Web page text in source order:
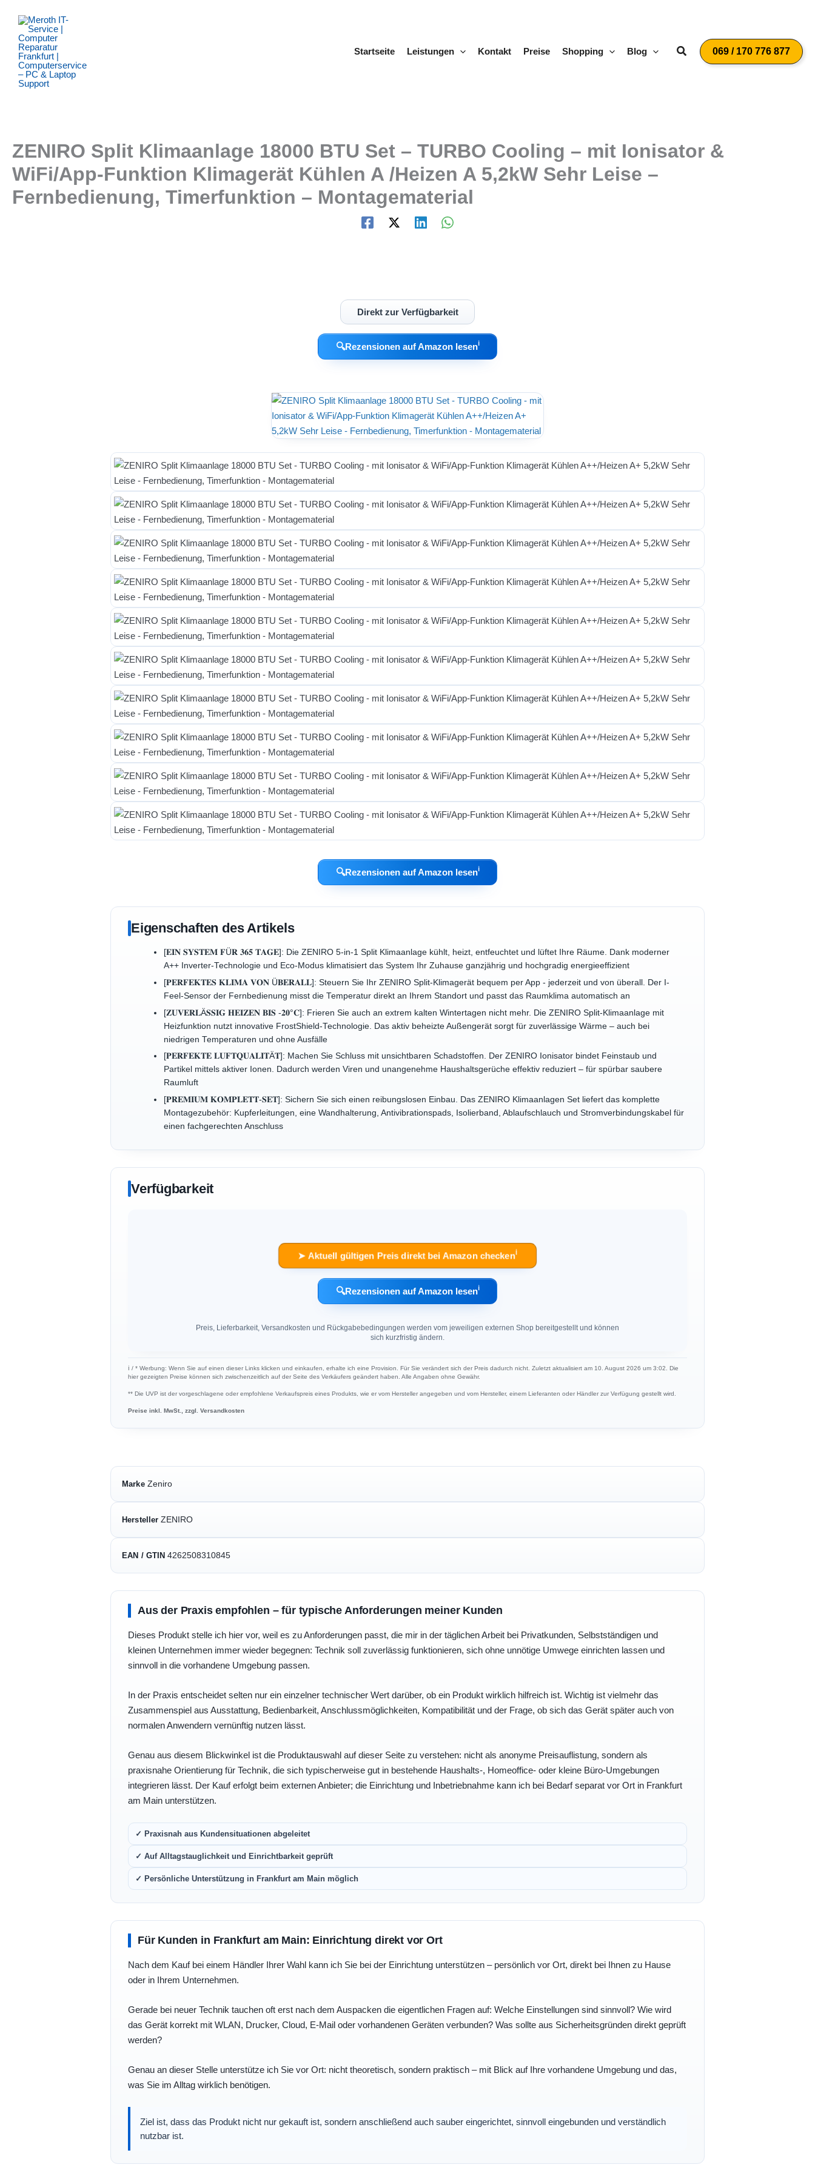
Inhalt
springen
Startseite
Leistungen Kontakt Preise Shopping Blog Suchen069 / 170 776 877
ZENIRO Split Klimaanlage 18000 BTU Set – TURBO Cooling – mit Ionisator &
WiFi/App-Funktion Klimagerät Kühlen A /Heizen A 5,2kW Sehr Leise –
Fernbedienung, Timerfunktion – Montagematerial
Direkt zur Verfügbarkeit
🔍Rezensionen auf Amazon lesenℹ︎
🔍Rezensionen auf Amazon lesenℹ︎
Eigenschaften des Artikels
[𝐄𝐈𝐍 𝐒𝐘𝐒𝐓𝐄𝐌 𝐅Ü𝐑 𝟑𝟔𝟓 𝐓𝐀𝐆𝐄]: Die ZENIRO 5-in-1 Split Klimaanlage kühlt, heizt, entfeuchtet und lüftet Ihre Räume. Dank moderner
A++ Inverter-Technologie und Eco-Modus klimatisiert das System Ihr Zuhause ganzjährig und hochgradig energieeffizient
[𝐏𝐄𝐑𝐅𝐄𝐊𝐓𝐄𝐒 𝐊𝐋𝐈𝐌𝐀 𝐕𝐎𝐍 Ü𝐁𝐄𝐑𝐀𝐋𝐋]: Steuern Sie Ihr ZENIRO Split-Klimagerät bequem per App - jederzeit und von überall. Der I-
Feel-Sensor der Fernbedienung misst die Temperatur direkt an Ihrem Standort und passt das Raumklima automatisch an
[𝐙𝐔𝐕𝐄𝐑𝐋Ä𝐒𝐒𝐈𝐆 𝐇𝐄𝐈𝐙𝐄𝐍 𝐁𝐈𝐒 -𝟐𝟎°𝐂]: Frieren Sie auch an extrem kalten Wintertagen nicht mehr. Die ZENIRO Split-Klimaanlage mit
Heizfunktion nutzt innovative FrostShield-Technologie. Das aktiv beheizte Außengerät sorgt für zuverlässige Wärme – auch bei
niedrigen Temperaturen und ohne Ausfälle
[𝐏𝐄𝐑𝐅𝐄𝐊𝐓𝐄 𝐋𝐔𝐅𝐓𝐐𝐔𝐀𝐋𝐈𝐓Ä𝐓]: Machen Sie Schluss mit unsichtbaren Schadstoffen. Der ZENIRO Ionisator bindet Feinstaub und
Partikel mittels aktiver Ionen. Dadurch werden Viren und unangenehme Haushaltsgerüche effektiv reduziert – für spürbar saubere
Raumluft
[𝐏𝐑𝐄𝐌𝐈𝐔𝐌 𝐊𝐎𝐌𝐏𝐋𝐄𝐓𝐓-𝐒𝐄𝐓]: Sichern Sie sich einen reibungslosen Einbau. Das ZENIRO Klimaanlagen Set liefert das komplette
Montagezubehör: Kupferleitungen, eine Wandhalterung, Antivibrationspads, Isolierband, Ablaufschlauch und Stromverbindungskabel für
einen fachgerechten Anschluss
Verfügbarkeit
➤ Aktuell gültigen Preis direkt bei Amazon checkenℹ︎
🔍Rezensionen auf Amazon lesenℹ︎
Preis, Lieferbarkeit, Versandkosten und Rückgabebedingungen werden vom jeweiligen externen Shop bereitgestellt und können
sich kurzfristig ändern.
ℹ︎ / * Werbung: Wenn Sie auf einen dieser Links klicken und einkaufen, erhalte ich eine Provision. Für Sie verändert sich der Preis dadurch nicht. Zuletzt aktualisiert am 10. August 2026 um 3:02. Die
hier gezeigten Preise können sich zwischenzeitlich auf der Seite des Verkäufers geändert haben. Alle Angaben ohne Gewähr.
** Die UVP ist der vorgeschlagene oder empfohlene Verkaufspreis eines Produkts, wie er vom Hersteller angegeben und vom Hersteller, einem Lieferanten oder Händler zur Verfügung gestellt wird.
Preise inkl. MwSt., zzgl. Versandkosten
Marke Zeniro
Hersteller ZENIRO
EAN / GTIN 4262508310845
Aus der Praxis empfohlen – für typische Anforderungen meiner Kunden
Dieses Produkt stelle ich hier vor, weil es zu Anforderungen passt, die mir in der täglichen Arbeit bei Privatkunden, Selbstständigen und
kleinen Unternehmen immer wieder begegnen: Technik soll zuverlässig funktionieren, sich ohne unnötige Umwege einrichten lassen und
sinnvoll in die vorhandene Umgebung passen.
In der Praxis entscheidet selten nur ein einzelner technischer Wert darüber, ob ein Produkt wirklich hilfreich ist. Wichtig ist vielmehr das
Zusammenspiel aus Ausstattung, Bedienbarkeit, Anschlussmöglichkeiten, Kompatibilität und der Frage, ob sich das Gerät später auch von
normalen Anwendern vernünftig nutzen lässt.
Genau aus diesem Blickwinkel ist die Produktauswahl auf dieser Seite zu verstehen: nicht als anonyme Preisauflistung, sondern als
praxisnahe Orientierung für Technik, die sich typischerweise gut in bestehende Haushalts-, Homeoffice- oder kleine Büro-Umgebungen
integrieren lässt. Der Kauf erfolgt beim externen Anbieter; die Einrichtung und Inbetriebnahme kann ich bei Bedarf separat vor Ort in Frankfurt
am Main unterstützen.
✓ Praxisnah aus Kundensituationen abgeleitet
✓ Auf Alltagstauglichkeit und Einrichtbarkeit geprüft
✓ Persönliche Unterstützung in Frankfurt am Main möglich
Für Kunden in Frankfurt am Main: Einrichtung direkt vor Ort
Nach dem Kauf bei einem Händler Ihrer Wahl kann ich Sie bei der Einrichtung unterstützen – persönlich vor Ort, direkt bei Ihnen zu Hause
oder in Ihrem Unternehmen.
Gerade bei neuer Technik tauchen oft erst nach dem Auspacken die eigentlichen Fragen auf: Welche Einstellungen sind sinnvoll? Wie wird
das Gerät korrekt mit WLAN, Drucker, Cloud, E-Mail oder vorhandenen Geräten verbunden? Was sollte aus Sicherheitsgründen direkt geprüft
werden?
Genau an dieser Stelle unterstütze ich Sie vor Ort: nicht theoretisch, sondern praktisch – mit Blick auf Ihre vorhandene Umgebung und das,
was Sie im Alltag wirklich benötigen.
Ziel ist, dass das Produkt nicht nur gekauft ist, sondern anschließend auch sauber eingerichtet, sinnvoll eingebunden und verständlich
nutzbar ist.